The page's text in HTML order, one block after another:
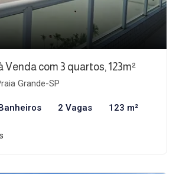
com 3 quartos, 123m²
Grande-SP
2 Vagas 123 m²